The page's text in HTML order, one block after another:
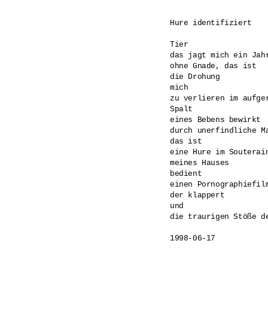
Hure identifiziert
Tier
das jagt mich ein
ohne Gnade, das ist
die Drohung
mich
zu verlieren im
Spalt
eines Bebens bewirkt
durch unerfindliche
das ist
eine Hure im
meines Hauses
bedient
einen
der klappert
und
die traurigen Stöße
1998-06-17